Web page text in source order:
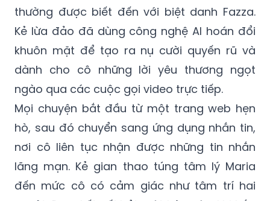
khuôn mặt để tạo ra nụ cười quyến rũ và
dành cho cô những lời yêu thương ngọt
ngào qua các cuộc gọi video trực tiếp.
Mọi chuyện bắt đầu từ một trang web hẹn
hò, sau đó chuyển sang ứng dụng nhắn tin,
nơi cô liên tục nhận được những tin nhắn
lãng mạn. Kẻ gian thao túng tâm lý Maria
đến mức cô có cảm giác như tâm trí hai
người được kết nối bởi một bùa yêu, khi hắn
nhắn tin cho cô ngay cả lúc cô đang ngủ.